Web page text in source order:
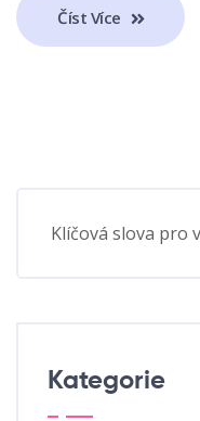
Číst Více
Kategorie